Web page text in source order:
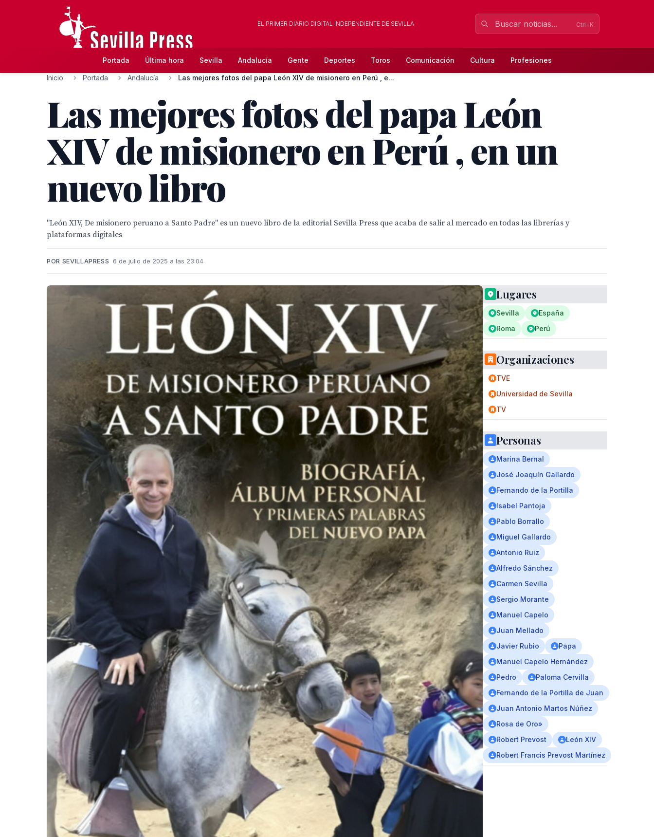
EL PRIMER DIARIO DIGITAL INDEPENDIENTE DE SEVILLA Ctrl+K
Portada Última hora Sevilla Andalucía Gente Deportes Toros Comunicación Cultura Profesiones
Inicio Portada Andalucía Las mejores fotos del papa León XIV de misionero en Perú , e...
Las mejores fotos del papa León
XIV de misionero en Perú , en un
nuevo libro
"León XIV, De misionero peruano a Santo Padre" es un nuevo libro de la editorial Sevilla Press que acaba de salir al mercado en todas las librerías y
plataformas digitales
POR SEVILLAPRESS 6 de julio de 2025 a las 23:04
Lugares
Sevilla
España
Roma
Perú
Organizaciones
TVE
Universidad de Sevilla
TV
Personas
Marina Bernal
José Joaquín Gallardo
Fernando de la Portilla
Isabel Pantoja
Pablo Borrallo
Miguel Gallardo
Antonio Ruiz
Alfredo Sánchez
Carmen Sevilla
Sergio Morante
Manuel Capelo
Juan Mellado
Javier Rubio
Papa
Manuel Capelo Hernández
Pedro
Paloma Cervilla
Fernando de la Portilla de Juan
Juan Antonio Martos Núñez
Rosa de Oro»
Robert Prevost
León XIV
Robert Francis Prevost Martínez